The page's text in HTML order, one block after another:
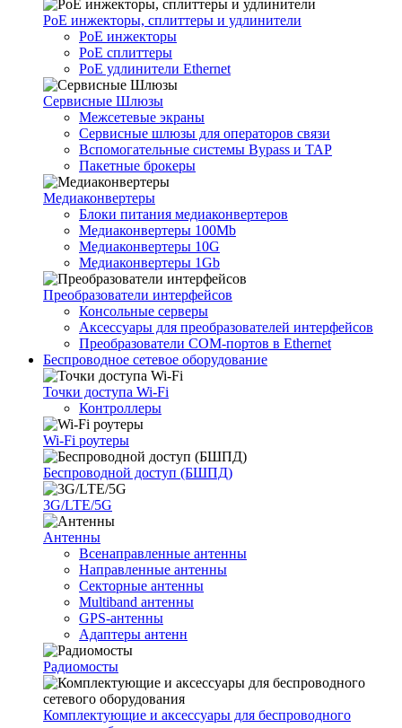
PoE инжекторы, сплиттеры и удлинители
PoE инжекторы
PoE сплиттеры
PoE удлинители Ethernet
Сервисные Шлюзы
Межсетевые экраны
Сервисные шлюзы для операторов связи
Вспомогательные системы Bypass и TAP
Пакетные брокеры
Медиаконвертеры
Блоки питания медиаконвертеров
Медиаконвертеры 100Mb
Медиаконвертеры 10G
Медиаконвертеры 1Gb
Преобразователи интерфейсов
Консольные серверы
Аксессуары для преобразователей интерфейсов
Преобразователи COM-портов в Ethernet
Беспроводное сетевое оборудование
Точки доступа Wi-Fi
Контроллеры
Wi-Fi роутеры
Беспроводной доступ (БШПД)
3G/LTE/5G
Антенны
Всенаправленные антенны
Направленные антенны
Секторные антенны
Multiband антенны
GPS-антенны
Адаптеры антенн
Радиомосты
Комплектующие и аксессуары для беспроводного